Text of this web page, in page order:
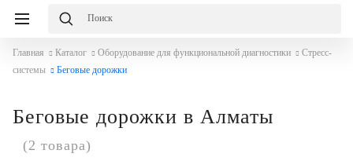
Главная Каталог Оборудование для функциональной диагностики
Стресс-
системы
Беговые дорожки
Беговые дорожки в Алматы
(2 товара)